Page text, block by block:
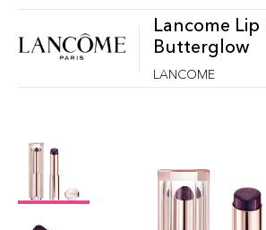
Lancome Lip
Butterglow
LANCOME